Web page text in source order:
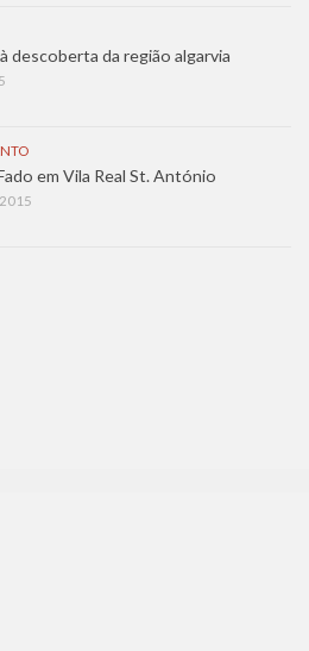
descoberta da região algarvia
em Vila Real St. António
2015